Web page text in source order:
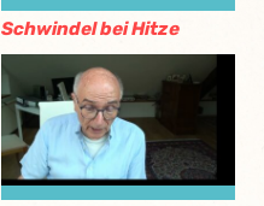
Schwindel bei Hitze